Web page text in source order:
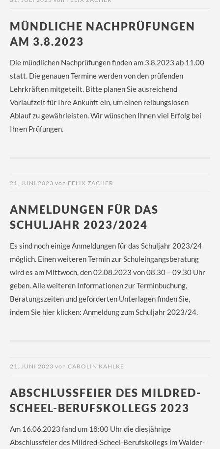
MÜNDLICHE NACHPRÜFUNGEN
AM 3.8.2023
Die mündlichen Nachprüfungen finden am 3.8.2023 ab 11.00
statt. Die genauen Termine werden von den prüfenden
Lehrkräften mitgeteilt. Bitte planen Sie ausreichend
Vorlaufzeit für Ihre Ankunft ein, um einen reibungslosen
Ablauf zu gewährleisten. Wir wünschen Ihnen viel Erfolg bei
Ihren Prüfungen.
21. JUNI 2023 von FELIX ZACHER
ANMELDUNGEN FÜR DAS
SCHULJAHR 2023/2024
Es sind noch einige Anmeldungen für das Schuljahr 2023/24
möglich. Einen weiteren Termin zur Schuleingangsberatung
wird es am Mittwoch, den 02.08.2023 von 08.30 – 09.30 Uhr
geben. Alle weiteren Informationen zur Terminbuchung,
Beratungszeiten und geforderten Unterlagen finden Sie,
indem Sie hier klicken: Anmeldung zum Schuljahr 2023/24.
21. JUNI 2023 von CAROLIN KAHLKE
ABSCHLUSSFEIER DES MILDRED-
SCHEEL-BERUFSKOLLEGS 2023
Am 16.06.2023 fand um 18:00 Uhr die diesjährige
Abschlussfeier des Mildred-Scheel-Berufskollegs im Walder-